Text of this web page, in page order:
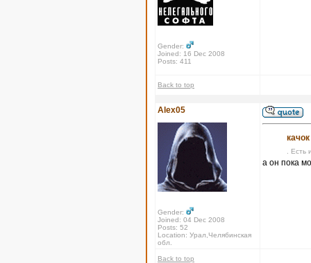
Gender:
Joined: 16 Dec 2008
Posts: 411
Back to top
Alex05
Gender:
Joined: 04 Dec 2008
Posts: 52
Location: Урал,Челябинская
обл.
.
а он пока
Back to top